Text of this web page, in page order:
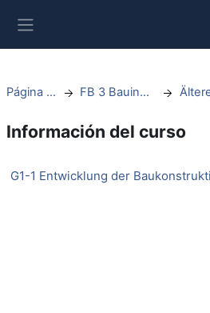
Página Principal FB 3 Bauingenieurwesen
Información del curso
G1-1 Entwicklung der